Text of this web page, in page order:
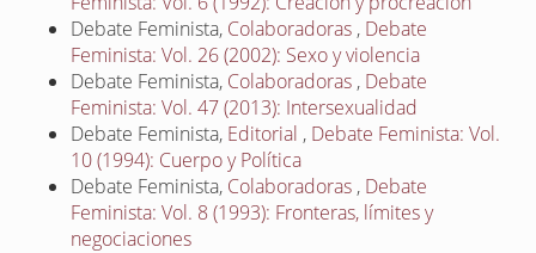
Debate Feminista, Colaboradoras , Debate
Feminista: Vol. 26 (2002): Sexo y violencia
Debate Feminista, Colaboradoras , Debate
Feminista: Vol. 47 (2013): Intersexualidad
Debate Feminista, Editorial , Debate Feminista: Vol.
10 (1994): Cuerpo y Política
Debate Feminista, Colaboradoras , Debate
Feminista: Vol. 8 (1993): Fronteras, límites y
negociaciones